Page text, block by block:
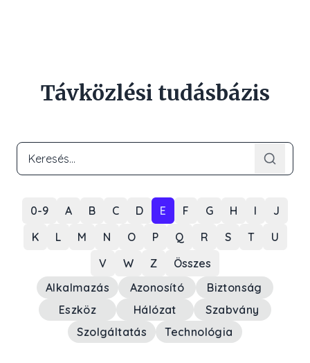
Távközlési tudásbázis
0-9 A B C D E F G H I
J
K
L M N O P Q R S T
U
V
W Z
Összes
Alkalmazás
Azonosító
Biztonság
Eszköz
Hálózat
Szabvány
Szolgáltatás
Technológia